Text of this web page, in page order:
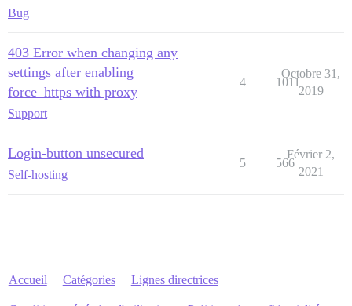
Bug
403 Error when changing any
settings after enabling
force_https with proxy
Support
4 1011
Octobre 31,
2019
Login-button unsecured
Self-hosting
5 566
Février 2,
2021
Accueil Catégories Lignes directrices